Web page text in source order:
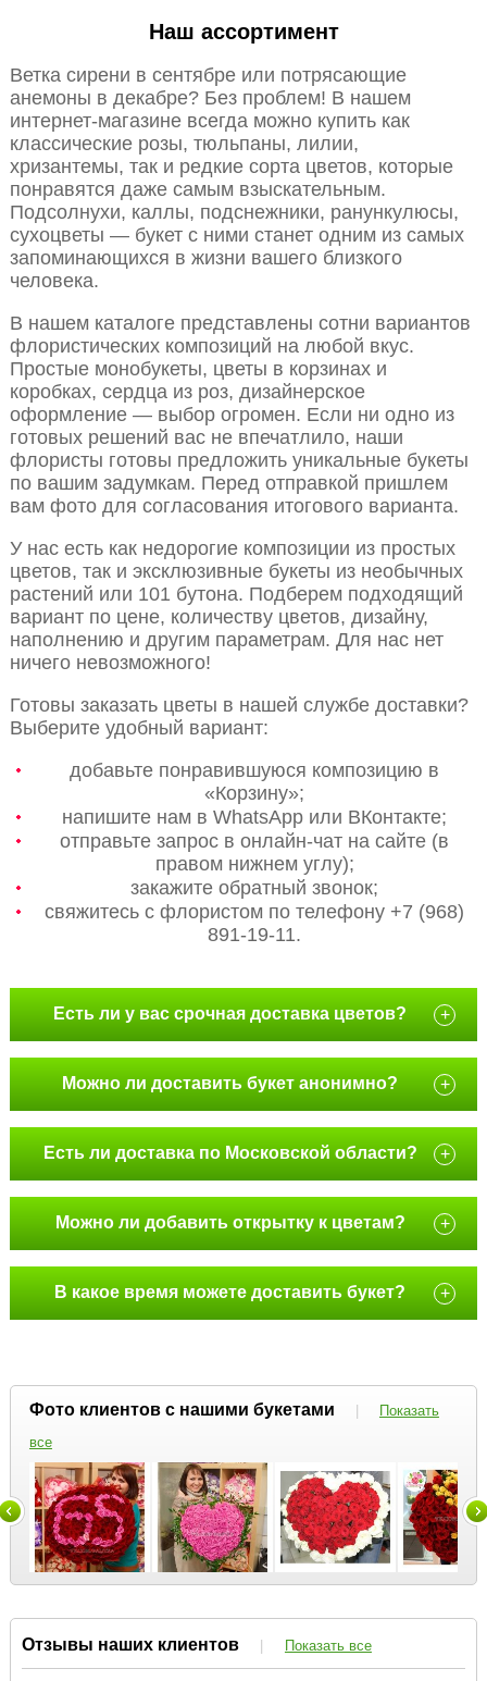
Наш ассортимент
Ветка сирени в сентябре или потрясающие
анемоны в декабре? Без проблем! В нашем
интернет-магазине всегда можно купить как
классические розы, тюльпаны, лилии,
хризантемы, так и редкие сорта цветов, которые
понравятся даже самым взыскательным.
Подсолнухи, каллы, подснежники, ранункулюсы,
сухоцветы — букет с ними станет одним из самых
запоминающихся в жизни вашего близкого
человека.
В нашем каталоге представлены сотни вариантов
флористических композиций на любой вкус.
Простые монобукеты, цветы в корзинах и
коробках, сердца из роз, дизайнерское
оформление — выбор огромен. Если ни одно из
готовых решений вас не впечатлило, наши
флористы готовы предложить уникальные букеты
по вашим задумкам. Перед отправкой пришлем
вам фото для согласования итогового варианта.
У нас есть как недорогие композиции из простых
цветов, так и эксклюзивные букеты из необычных
растений или 101 бутона. Подберем подходящий
вариант по цене, количеству цветов, дизайну,
наполнению и другим параметрам. Для нас нет
ничего невозможного!
Готовы заказать цветы в нашей службе доставки?
Выберите удобный вариант:
добавьте понравившуюся композицию в
«Корзину»;
напишите нам в WhatsApp или ВКонтакте;
отправьте запрос в онлайн-чат на сайте (в
правом нижнем углу);
закажите обратный звонок;
свяжитесь с флористом по телефону +7 (968)
891-19-11.
Есть ли у вас срочная доставка цветов? +
Можно ли доставить букет анонимно? +
Есть ли доставка по Московской области? +
Можно ли добавить открытку к цветам? +
В какое время можете доставить букет? +
Фото клиентов с нашими букетами |
Показать
все
Отзывы наших клиентов | Показать все